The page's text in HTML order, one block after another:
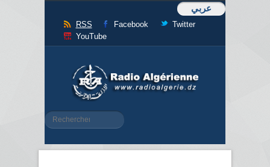
عربي
RSS Facebook
Twitter
YouTube
Formulaire de recherche
Rechercher